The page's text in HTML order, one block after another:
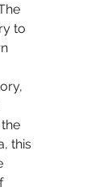
to
this